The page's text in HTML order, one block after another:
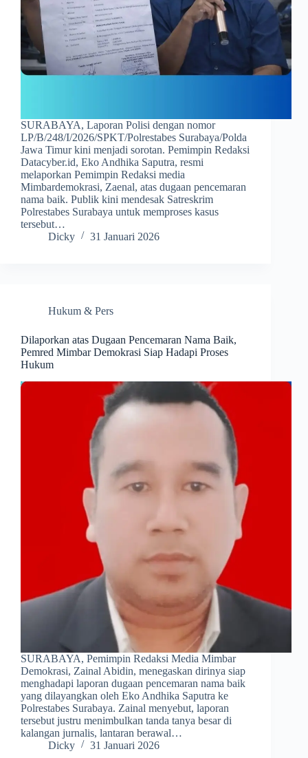
SURABAYA, Laporan Polisi dengan nomor
LP/B/248/I/2026/SPKT/Polrestabes Surabaya/Polda
Jawa Timur kini menjadi sorotan. Pemimpin Redaksi
Datacyber.id, Eko Andhika Saputra, resmi
melaporkan Pemimpin Redaksi media
Mimbardemokrasi, Zaenal, atas dugaan pencemaran
nama baik. Publik kini mendesak Satreskrim
Polrestabes Surabaya untuk memproses kasus
tersebut…
Dicky
31 Januari 2026
Hukum & Pers
Dilaporkan atas Dugaan Pencemaran Nama Baik,
Pemred Mimbar Demokrasi Siap Hadapi Proses
Hukum
SURABAYA, Pemimpin Redaksi Media Mimbar
Demokrasi, Zainal Abidin, menegaskan dirinya siap
menghadapi laporan dugaan pencemaran nama baik
yang dilayangkan oleh Eko Andhika Saputra ke
Polrestabes Surabaya. Zainal menyebut, laporan
tersebut justru menimbulkan tanda tanya besar di
kalangan jurnalis, lantaran berawal…
Dicky
31 Januari 2026